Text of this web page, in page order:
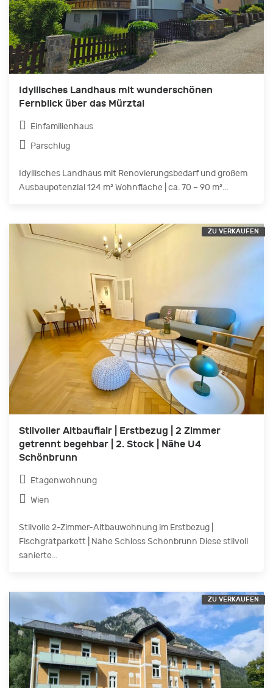
Idyllisches Landhaus mit wunderschönen
Fernblick über das Mürztal
Einfamilienhaus
Parschlug
Idyllisches Landhaus mit Renovierungsbedarf und großem
Ausbaupotenzial 124 m² Wohnfläche | ca. 70 – 90 m²...
Stilvoller Altbauflair | Erstbezug | 2 Zimmer
getrennt begehbar | 2. Stock | Nähe U4
Schönbrunn
Etagenwohnung
Wien
Stilvolle 2-Zimmer-Altbauwohnung im Erstbezug |
Fischgrätparkett | Nähe Schloss Schönbrunn Diese stilvoll
sanierte...
ZU VERKAUFEN
ZU VERKAUFEN